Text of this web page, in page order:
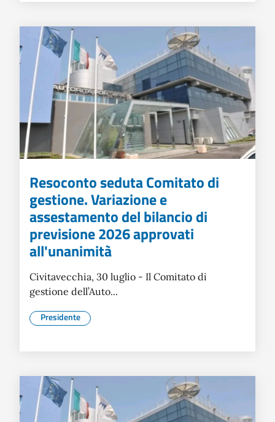
Resoconto seduta Comitato di
gestione. Variazione e
assestamento del bilancio di
previsione 2026 approvati
all'unanimità
Civitavecchia, 30 luglio - Il Comitato di
gestione dell’Auto...
Presidente